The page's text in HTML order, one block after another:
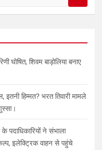
घोषित, शिवम बाड़ोलिया बनाए
इतनी हिम्मत? भरत तिवारी मामले
पदाधिकारियों ने संभाला
इलेक्ट्रिक वाहन से पहुंचे